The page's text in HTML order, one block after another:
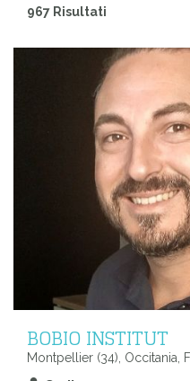
967 Risultati
BOBIO INSTITUT
Montpellier (34), Occitania,